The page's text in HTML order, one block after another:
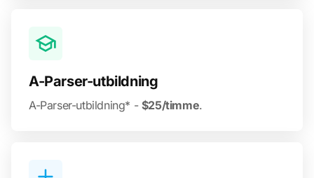
A-Parser-utbildning
A-Parser-utbildning* - $25/timme.